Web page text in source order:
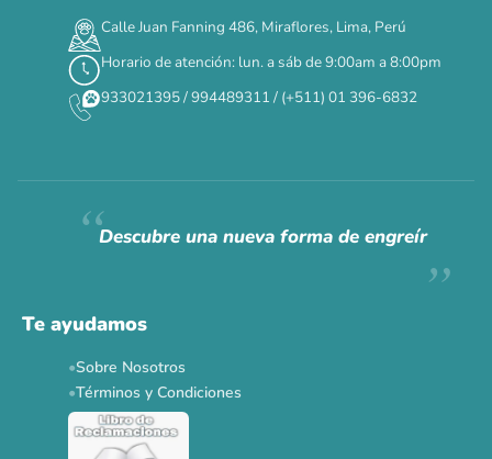
DÍAS HORAS MIN SEG
✕
Siempre fuimosraros.
Ver todas las promos 🐾
Calle Juan Fanning 486, Miraflores, Lima, Perú
Horario de atención: lun. a sáb de 9:00am a 8:00pm
933021395 / 994489311 / (+511) 01 396-6832
Descubre una nueva forma de engreír
Te ayudamos
Sobre Nosotros
Términos y Condiciones